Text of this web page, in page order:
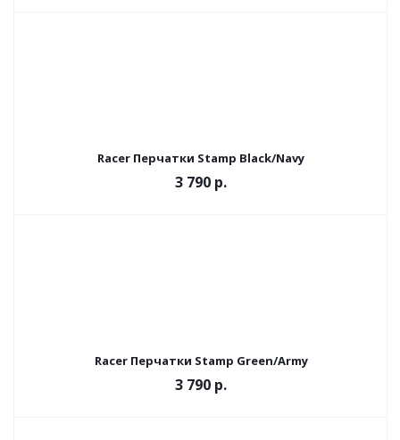
Racer Перчатки Stamp Black/Navy
3 790 р.
Racer Перчатки Stamp Green/Army
3 790 р.